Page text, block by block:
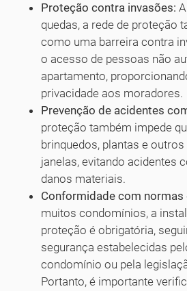
Proteção contra invasões:
quedas, a rede de proteção
como uma barreira contra
o acesso de pessoas não
apartamento,
privacidade aos moradores.
Prevenção de acidentes
proteção também impede
brinquedos, plantas e
janelas, evitando acidentes
danos materiais.
Conformidade com normas
muitos condomínios, a
proteção é obrigatória,
segurança estabelecidas
condomínio ou pela
Portanto, é importante